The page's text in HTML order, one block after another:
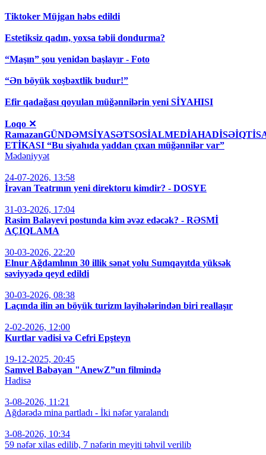
Tiktoker Müjgan həbs edildi
Estetiksiz qadın, yoxsa təbii dondurma?
“Maşın” şou yenidən başlayır - Foto
“Ən böyük xoşbəxtlik budur!”
Efir qadağası qoyulan müğənnilərin yeni SİYAHISI
Loqo ✕
ETİKASI “Bu siyahıda yaddan çıxan müğənnilər var”
Mədəniyyət
24-07-2026, 13:58
İrəvan Teatrının yeni direktoru kimdir? - DOSYE
31-03-2026, 17:04
Rasim Balayevi postunda kim əvəz edəcək? - RƏSMİ
AÇIQLAMA
30-03-2026, 22:20
Elnur Ağdamlının 30 illik sənət yolu Sumqayıtda yüksək
səviyyədə qeyd edildi
30-03-2026, 08:38
Laçında ilin ən böyük turizm layihələrindən biri reallaşır
2-02-2026, 12:00
Kurtlar vadisi və Cefri Epşteyn
19-12-2025, 20:45
Samvel Babayan "AnewZ”un filmində
Hadisə
3-08-2026, 11:21
Ağdərədə mina partladı - İki nəfər yaralandı
3-08-2026, 10:34
59 nəfər xilas edilib, 7 nəfərin meyiti təhvil verilib